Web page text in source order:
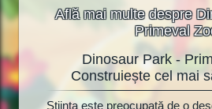
Află mai multe despre
Primeval
o
Dinosaur Park -
Construiește cel mai
Știința este preocupată de o